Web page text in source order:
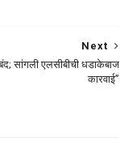
Next
सांगली एलसीबीची धडाकेबाज
कारवाई”